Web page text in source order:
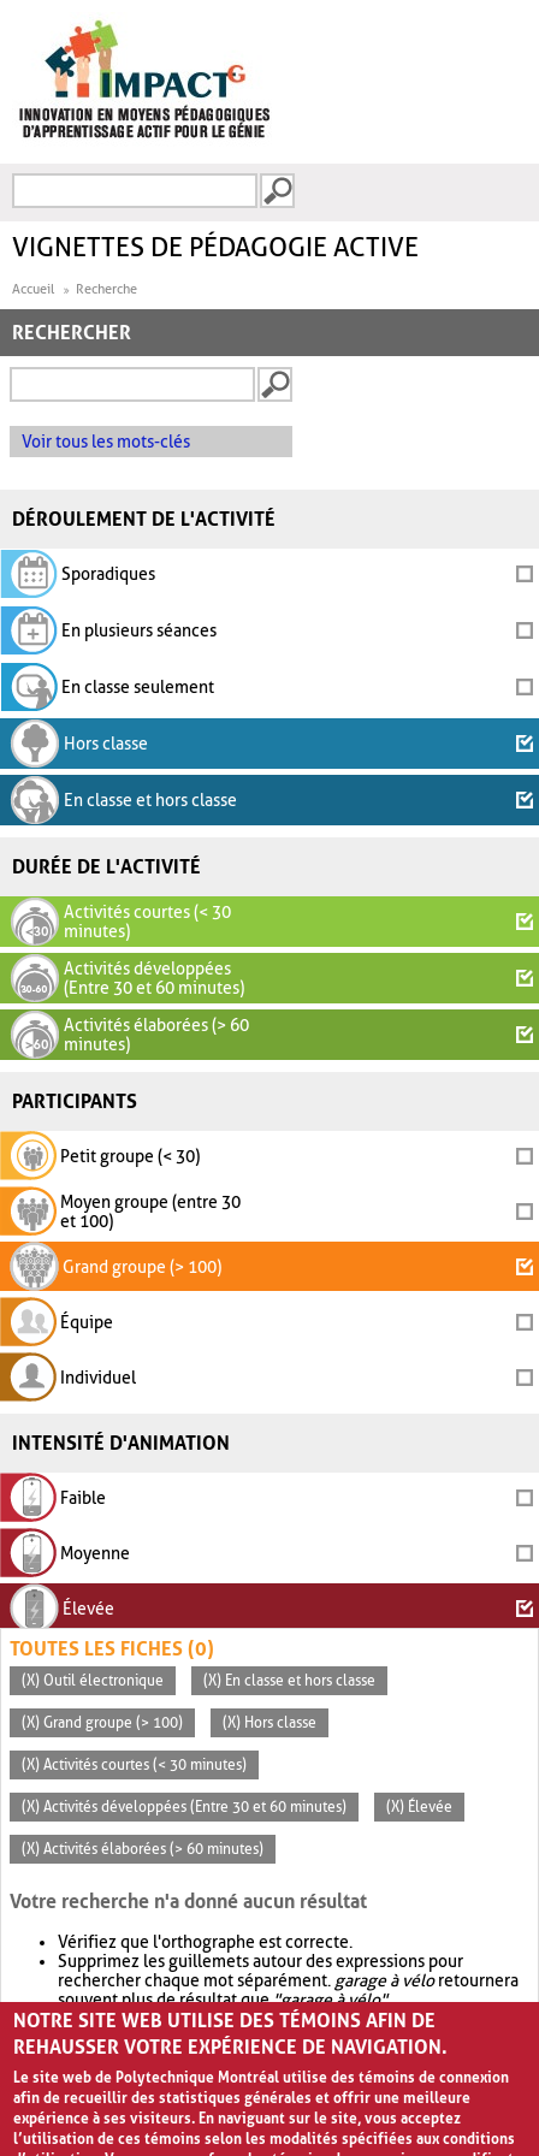
FORMULAIRE DE
VIGNETTES DE PÉDAGOGIE ACTIVE
Accueil Recherche
RECHERCHER
Voir tous les mots-clés
DÉROULEMENT DE L'ACTIVITÉ
Sporadiques
En plusieurs séances
En classe seulement
Hors classe
En classe et hors classe
DURÉE DE L'ACTIVITÉ
Activités courtes (< 30
minutes)
Activités développées
(Entre 30 et 60 minutes)
Activités élaborées (> 60
minutes)
PARTICIPANTS
Petit groupe (< 30)
Moyen groupe (entre 30
et 100)
Grand groupe (> 100)
Équipe
Individuel
INTENSITÉ D'ANIMATION
Faible
Moyenne
Élevée
TOUTES LES FICHES (0)
(X) Outil électronique (X) En classe et hors classe
(X) Grand groupe (> 100) (X) Hors classe
(X) Activités courtes (< 30 minutes)
(X) Activités développées (Entre 30 et 60 minutes) (X) Élevée
(X) Activités élaborées (> 60 minutes)
Votre recherche n'a donné aucun résultat
Vérifiez que l'orthographe est correcte.
Supprimez les guillemets autour des expressions pour
rechercher chaque mot séparément. garage à véloretournera
souvent plus de résultat que"garage à vélo".
Envisagez d'élargir votre recherche avec OR.garage OR vélo
retournera souvent plus de résultat quegarage à vélo
NOTRE SITE WEB UTILISE DES TÉMOINS AFIN DE
REHAUSSER VOTRE EXPÉRIENCE DE NAVIGATION.
Le site web de Polytechnique Montréal utilise des témoins de connexion
afin de recueillir des statistiques générales et offrir une meilleure
expérience à ses visiteurs. En naviguant sur le site, vous acceptez
l’utilisation de ces témoins selon les modalités spécifiées aux conditions